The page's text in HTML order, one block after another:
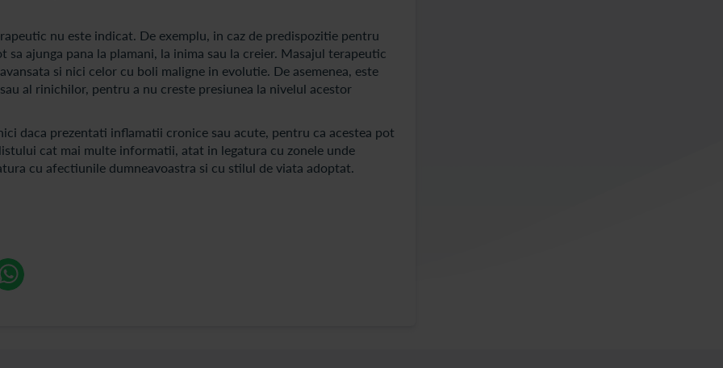
nu este indicat. De exemplu, in caz de predispozitie pentru
ajunga pana la plamani, la inima sau la creier. Masajul terapeutic
si nici celor cu boli maligne in evolutie. De asemenea, este
al rinichilor, pentru a nu creste presiunea la nivelul acestor
daca prezentati inflamatii cronice sau acute, pentru ca acestea pot
cat mai multe informatii, atat in legatura cu zonele unde
cu afectiunile dumneavoastra si cu stilul de viata adoptat.